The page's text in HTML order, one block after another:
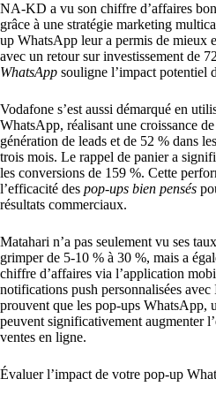
NA-KD a vu son chiffre d’affaires
grâce à une stratégie marketing
up WhatsApp leur a permis de mieux
avec un retour sur investissement de
WhatsApp souligne l’impact potentiel
Vodafone s’est aussi démarqué en
WhatsApp, réalisant une croissance
génération de leads et de 52 % dans
trois mois. Le rappel de panier a
les conversions de 159 %. Cette
l’efficacité des pop-ups bien pensés
résultats commerciaux.
Matahari n’a pas seulement vu ses
grimper de 5-10 % à 30 %, mais a
chiffre d’affaires via l’application
notifications push personnalisées avec
prouvent que les pop-ups WhatsApp,
peuvent significativement augmenter
ventes en ligne.
Évaluer l’impact de votre pop-up